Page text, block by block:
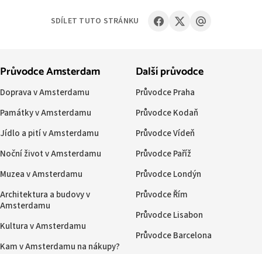
SDÍLET TUTO STRÁNKU
Průvodce Amsterdam
Doprava v Amsterdamu
Památky v Amsterdamu
Jídlo a pití v Amsterdamu
Noční život v Amsterdamu
Muzea v Amsterdamu
Architektura a budovy v
Amsterdamu
Kultura v Amsterdamu
Kam v Amsterdamu na nákupy?
Další průvodce
Průvodce Praha
Průvodce Kodaň
Průvodce Vídeň
Průvodce Paříž
Průvodce Londýn
Průvodce Řím
Průvodce Lisabon
Průvodce Barcelona